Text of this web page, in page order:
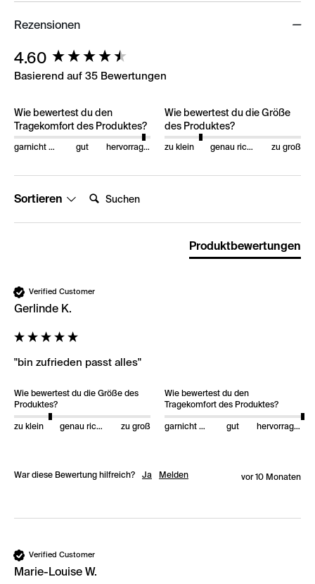
Rezensionen
4.60
Basierend auf 35 Bewertungen
Wie bewertest du den
Tragekomfort des Produktes?
garnicht gut gut hervorragend
Wie bewertest du die Größe
des Produktes?
zu klein genau richtig zu groß
Sortieren
Produktbewertungen
Verified Customer
Gerlinde K.
"bin zufrieden passt alles"
Wie bewertest du die Größe des
Produktes?
zu klein genau richtig zu groß
Wie bewertest du den
Tragekomfort des Produktes?
garnicht gut gut hervorragend
War diese Bewertung hilfreich? Ja Melden vor 10 Monaten
Verified Customer
Marie-Louise W.
New content loaded